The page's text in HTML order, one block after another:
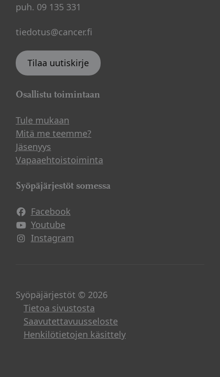
puh. 09 135 331
tiedotus@cancer.fi
Tilaa uutiskirje
Osallistu toimintaan
Tule mukaan
Mitä me teemme?
Jäsenyys
Vapaaehtoistoiminta
Syöpäjärjestöt somessa
Facebook
Avautuu uuteen ikkunaan
Youtube
Avautuu uuteen ikkunaan
Instagram
Avautuu uuteen ikkunaan
Syöpäjärjestöt © 2026
Tietoa sivustosta
Saavutettavuusseloste
Henkilötietojen käsittely